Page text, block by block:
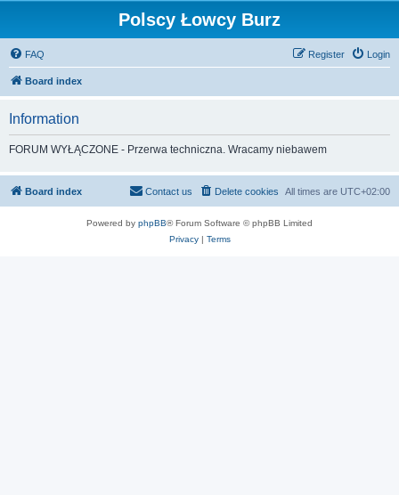
Polscy Łowcy Burz
FAQ Login
Register
Board index
Information
FORUM WYŁĄCZONE - Przerwa techniczna. Wracamy niebawem
Board index All times are UTC+02:00
Delete cookies
Contact us
Powered by phpBB® Forum Software © phpBB Limited
Privacy| Terms